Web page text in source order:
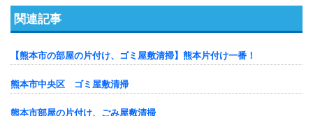
関連記事
【熊本市の部屋の片付け、ゴミ屋敷清掃】熊本片付け一番！
熊本市中央区 ゴミ屋敷清掃
熊本市部屋の片付け、ごみ屋敷清掃